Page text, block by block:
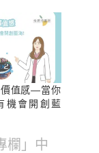
值感—當你
機會開創藍
欄」中